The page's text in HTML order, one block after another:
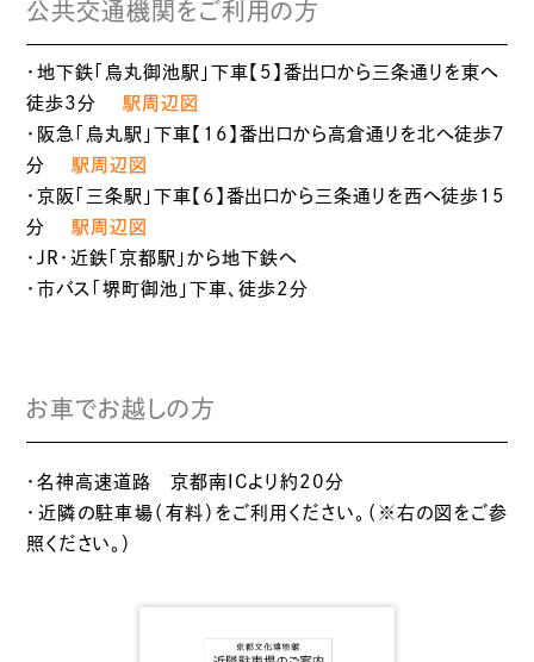
公共交通機関をご利用の方
・地下鉄「烏丸御池駅」下車【5】番出口から三条通りを東へ
徒歩3分駅周辺図
・阪急「烏丸駅」下車【16】番出口から高倉通りを北へ徒歩7
分駅周辺図
・京阪「三条駅」下車【6】番出口から三条通りを西へ徒歩15
分駅周辺図
・JR・近鉄「京都駅」から地下鉄へ
・市バス「堺町御池」下車、徒歩2分
お車でお越しの方
・名神高速道路 京都南ICより約20分
・近隣の駐車場（有料）をご利用ください。（※右の図をご参
照ください。）